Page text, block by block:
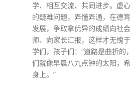
学、相互交流、共同进步。虚
的疑难问题，弄懂弄通，在德
发展，争取拿优异的成绩向社
师、向家长汇报，这样才无愧
学们，孩子们：“道路是曲折的
们就像早晨八九点钟的太阳，
身上。”